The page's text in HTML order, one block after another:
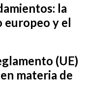
la
europeo y el
(UE)
materia de